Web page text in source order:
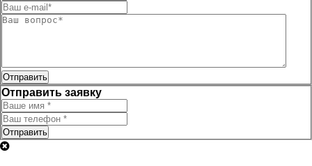
Отправить
Отправить заявку
Отправить